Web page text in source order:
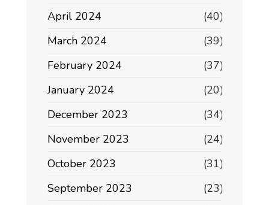
April 2024
(40)
March 2024
(39)
February 2024
(37)
January 2024
(20)
December 2023
(34)
November 2023
(24)
October 2023
(31)
September 2023
(23)